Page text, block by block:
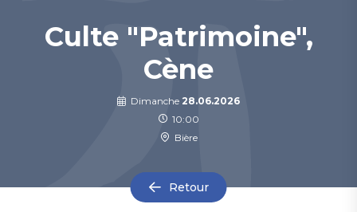
Culte "Patrimoine",
Cène
Dimanche 28.06.2026
10:00
Bière
Retour